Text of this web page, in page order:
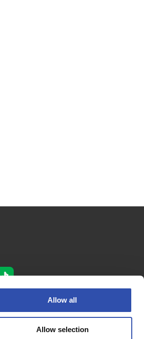
Allow all
Allow selection
Tietosuojaseloste